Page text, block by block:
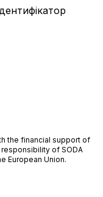
the financial support of
of SODA
European Union.